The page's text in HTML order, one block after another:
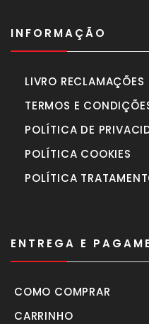
INFORMAÇÃO
LIVRO RECLAMAÇÕES
TERMOS E
POLÍTICA DE
POLÍTICA COOKIES
POLÍTICA
ENTREGA E
COMO COMPRAR
CARRINHO